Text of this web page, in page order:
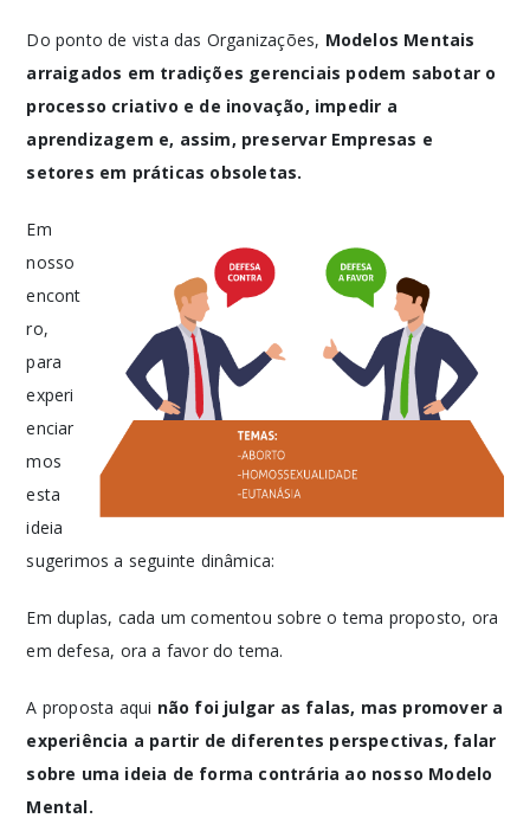
Do ponto de vista das Organizações, Modelos Mentais
arraigados em tradições gerenciais podem sabotar o
processo criativo e de inovação, impedir a
aprendizagem e, assim, preservar Empresas e
setores em práticas obsoletas.
Em
nosso
encont
ro,
para
experi
enciar
mos
esta
ideia
sugerimos a seguinte dinâmica:
Em duplas, cada um comentou sobre o tema proposto, ora
em defesa, ora a favor do tema.
A proposta aqui não foi julgar as falas, mas promover a
experiência a partir de diferentes perspectivas, falar
sobre uma ideia de forma contrária ao nosso Modelo
Mental.